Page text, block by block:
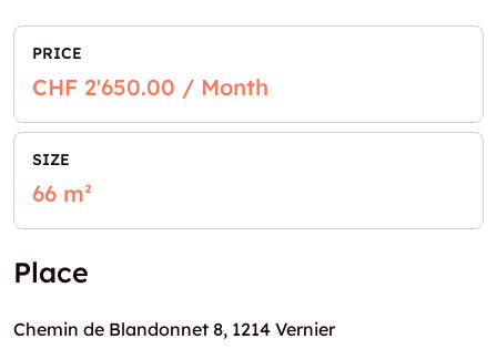
PRICE
CHF 2'650.00 / Month
SIZE
66 m²
Place
Chemin de Blandonnet 8, 1214 Vernier